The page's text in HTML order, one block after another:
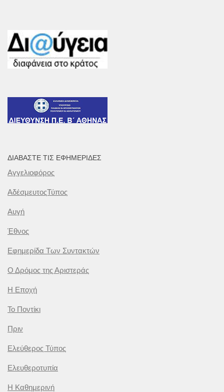
ΔΙΑΒΆΣΤΕ ΤΙΣ ΕΦΗΜΕΡΊΔΕΣ
Αγγελιοφόρος
ΑδέσμευτοςΤύπος
Αυγή
Έθνος
Εφημερίδα Των Συντακτών
Ο Δρόμος της Αριστεράς
Η Εποχή
Το Ποντίκι
Πριν
Ελεύθερος Τύπος
Ελευθεροτυπία
Η Καθημερινή